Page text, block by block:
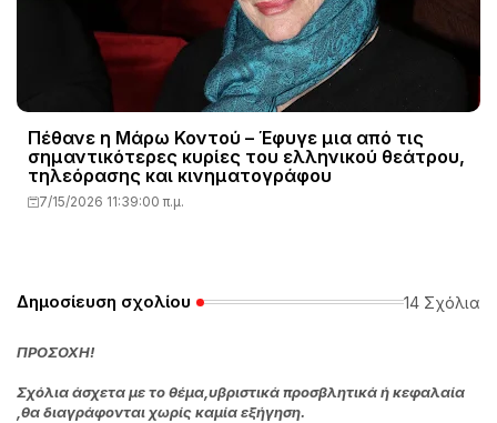
Πέθανε η Μάρω Κοντού – Έφυγε μια από τις
σημαντικότερες κυρίες του ελληνικού θεάτρου,
τηλεόρασης και κινηματογράφου
7/15/2026 11:39:00 π.μ.
Δημοσίευση σχολίου 14 Σχόλια
ΠΡΟΣΟΧΗ!
Σχόλια άσχετα με το θέμα,υβριστικά προσβλητικά ή κεφαλαία
,θα διαγράφονται χωρίς καμία εξήγηση.